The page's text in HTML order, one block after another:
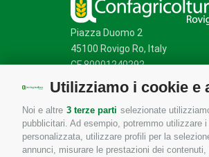
Utilizziamo i cookie e
Noi e altre 3 terze parti selezionate
pubblicitari. Ad esempio, potremmo
personalizzata, utilizzare profili per la
annunci, misurare le prestazioni dei
Piazza Duomo 2
45100 Rovigo Ro, Italy
CF 80001240292
Mappa del sito/Privacy Policy